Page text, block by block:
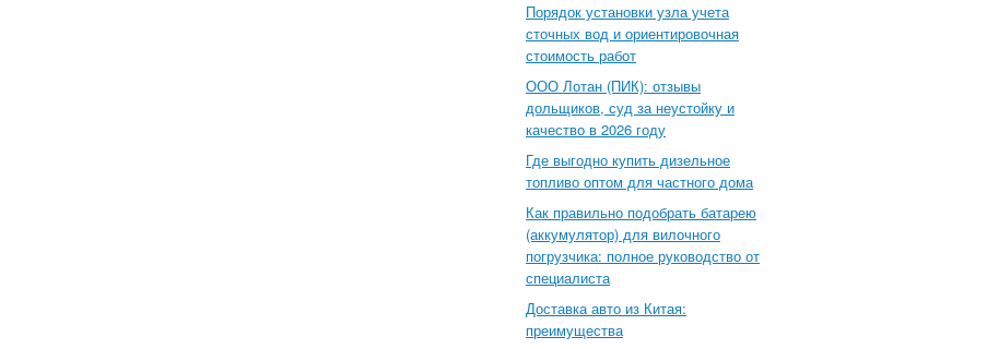
Порядок установки узла учета
сточных вод и ориентировочная
стоимость работ
ООО Лотан (ПИК): отзывы
дольщиков, суд за неустойку и
качество в 2026 году
Где выгодно купить дизельное
топливо оптом для частного дома
Как правильно подобрать батарею
(аккумулятор) для вилочного
погрузчика: полное руководство от
специалиста
Доставка авто из Китая:
преимущества